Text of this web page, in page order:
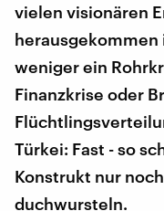
vielen visionären
weniger ein
Finanzkrise oder
Türkei: Fast - so
Konstrukt nur
duchwursteln.